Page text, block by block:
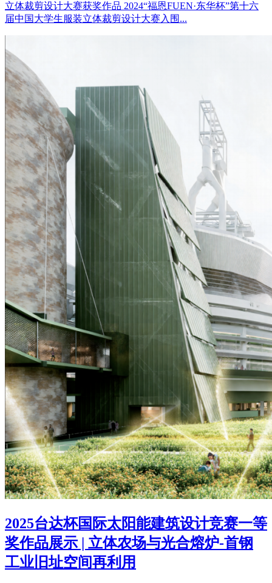
立体裁剪设计大赛获奖作品 2024“福恩FUEN·东华杯”第十六
届中国大学生服装立体裁剪设计大赛入围...
2025台达杯国际太阳能建筑设计竞赛一等
奖作品展示 | 立体农场与光合熔炉-首钢
工业旧址空间再利用